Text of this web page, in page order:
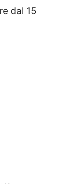
dal 15